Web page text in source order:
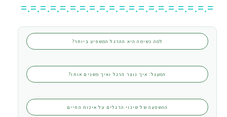
=.=.=.=.=.=.=.=.=.=.=.=.=.=.=.=.=.=.=.=
למה נשימה היא ההרגל המשפיע ביותר?
המעגל: איך נוצר הרגל ואיך משנים אותו?
ההשפעה של שינוי הרגלים על איכות החיים